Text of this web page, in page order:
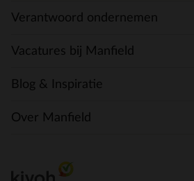
Verantwoord ondernemen
Vacatures bij Manfield
Blog & Inspiratie
Over Manfield